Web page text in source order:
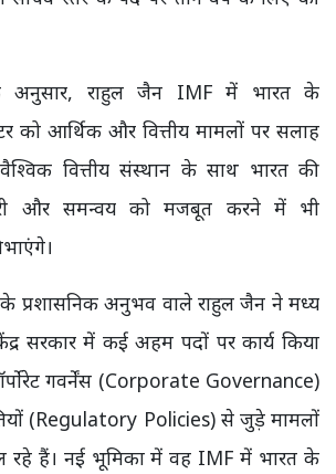
अनुसार, राहुल जैन IMF में भारत के
को आर्थिक और वित्तीय मामलों पर सलाह
वित्तीय संस्थान के साथ भारत की
और समन्वय को मजबूत करने में भी
अनुभव वाले राहुल जैन ने मध्य
सरकार में कई अहम पदों पर कार्य किया
गवर्नेंस (Corporate Governance)
(Regulatory Policies) से जुड़े मामलों
रहे हैं। नई भूमिका में वह IMF में भारत के